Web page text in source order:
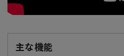
主な機能